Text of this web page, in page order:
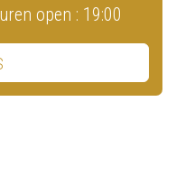
open : 19:00